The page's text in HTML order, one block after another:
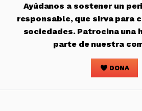
Ayúdanos a sostener un
responsable, que sirva para
sociedades. Patrocina una
parte de nuestra
DONA